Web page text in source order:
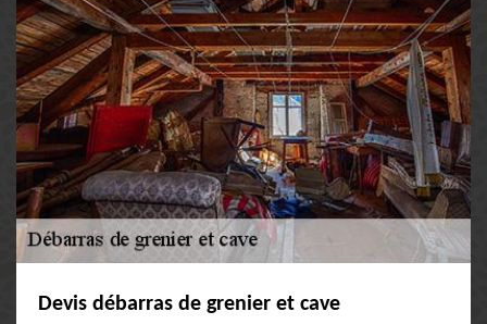
Devis débarras de grenier et cave